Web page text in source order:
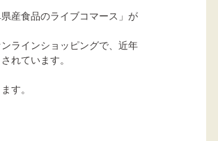
産食品のライブコマース」が
ラインショッピングで、近年
れています。
す。